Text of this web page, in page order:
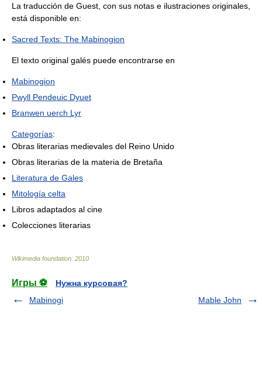
La traducción de Guest, con sus notas e ilustraciones originales,
está disponible en:
Sacred Texts: The Mabinogion
El texto original galés puede encontrarse en
Mabinogion
Pwyll Pendeuic Dyuet
Branwen uerch Lyr
Categorías:
Obras literarias medievales del Reino Unido
Obras literarias de la materia de Bretaña
Literatura de Gales
Mitología celta
Libros adaptados al cine
Colecciones literarias
Wikimedia foundation 2010
Игры ⚽
Нужна курсовая?
Mabinogi
Mable John